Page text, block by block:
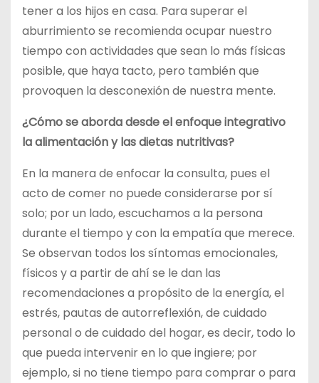
tener a los hijos en casa. Para superar el
aburrimiento se recomienda ocupar nuestro
tiempo con actividades que sean lo más físicas
posible, que haya tacto, pero también que
provoquen la desconexión de nuestra mente.
¿Cómo se aborda desde el enfoque integrativo
la alimentación y las dietas nutritivas?
En la manera de enfocar la consulta, pues el
acto de comer no puede considerarse por sí
solo; por un lado, escuchamos a la persona
durante el tiempo y con la empatía que merece.
Se observan todos los síntomas emocionales,
físicos y a partir de ahí se le dan las
recomendaciones a propósito de la energía, el
estrés, pautas de autorreflexión, de cuidado
personal o de cuidado del hogar, es decir, todo lo
que pueda intervenir en lo que ingiere; por
ejemplo, si no tiene tiempo para comprar o para